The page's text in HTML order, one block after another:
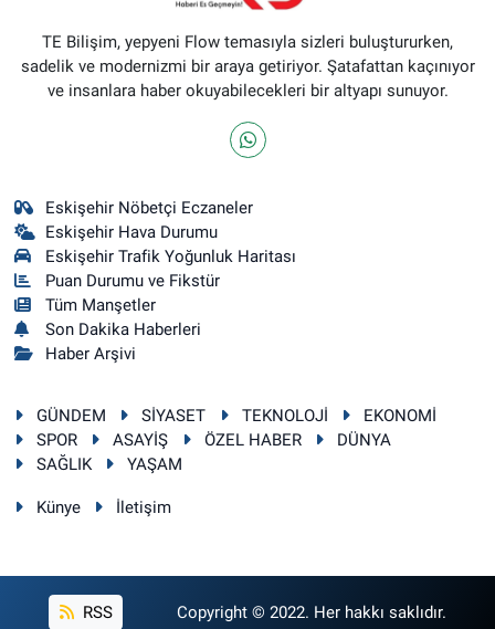
TE Bilişim, yepyeni Flow temasıyla sizleri buluştururken,
sadelik ve modernizmi bir araya getiriyor. Şatafattan kaçınıyor
ve insanlara haber okuyabilecekleri bir altyapı sunuyor.
Eskişehir Nöbetçi Eczaneler
Eskişehir Hava Durumu
Eskişehir Trafik Yoğunluk Haritası
Puan Durumu ve Fikstür
Tüm Manşetler
Son Dakika Haberleri
Haber Arşivi
GÜNDEM SİYASET TEKNOLOJİ
EKONOMİ
SPOR
ASAYİŞ ÖZEL HABER
DÜNYA
SAĞLIK
YAŞAM
Künye İletişim
RSS Copyright © 2022. Her hakkı saklıdır.